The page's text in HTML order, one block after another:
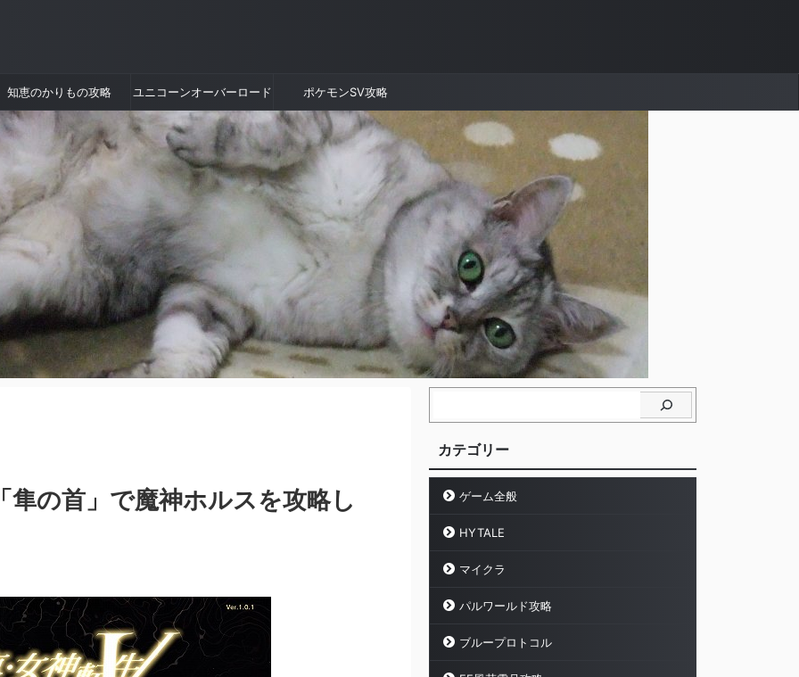
知恵のかりもの攻略 ユニコーンオーバーロード ポケモンSV攻略
隼の首」で魔神ホルスを攻略し
カテゴリー
ゲーム全般
HYTALE
マイクラ
パルワールド攻略
ブループロトコル